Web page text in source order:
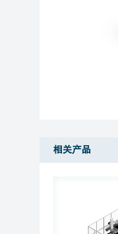
相关产品